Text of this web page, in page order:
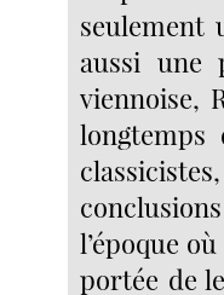
seulement
aussi une
viennoise,
longtemps
l’époque
portée de